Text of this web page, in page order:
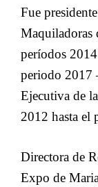
Fue
Maquiladoras
períodos
periodo 2017
Ejecutiva de
2012 hasta el
Directora de
Expo de